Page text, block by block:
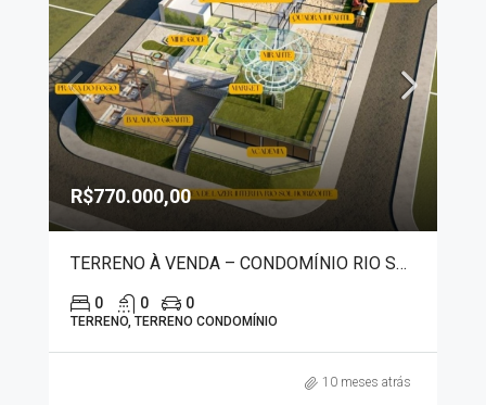
R$770.000,00
TERRENO À VENDA – CONDOMÍNIO RIO SOL HORIZONTE – RIFAINA 1206
0 0 0
TERRENO, TERRENO CONDOMÍNIO
10 meses atrás